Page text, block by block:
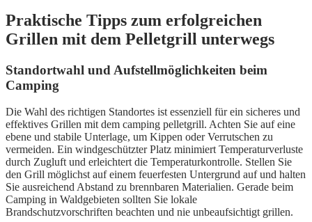
Praktische Tipps zum erfolgreichen
Grillen mit dem Pelletgrill unterwegs
Standortwahl und Aufstellmöglichkeiten beim
Camping
Die Wahl des richtigen Standortes ist essenziell für ein sicheres und
effektives Grillen mit dem camping pelletgrill. Achten Sie auf eine
ebene und stabile Unterlage, um Kippen oder Verrutschen zu
vermeiden. Ein windgeschützter Platz minimiert Temperaturverluste
durch Zugluft und erleichtert die Temperaturkontrolle. Stellen Sie
den Grill möglichst auf einem feuerfesten Untergrund auf und halten
Sie ausreichend Abstand zu brennbaren Materialien. Gerade beim
Camping in Waldgebieten sollten Sie lokale
Brandschutzvorschriften beachten und nie unbeaufsichtigt grillen.